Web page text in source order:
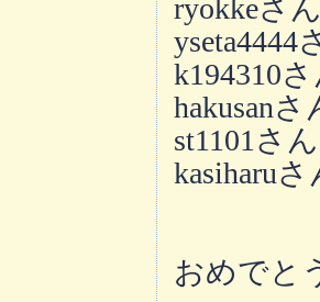
ryokkeさ
yseta4444
k194310
hakusanさ
st1101さ
kasiharuさ
おめでと